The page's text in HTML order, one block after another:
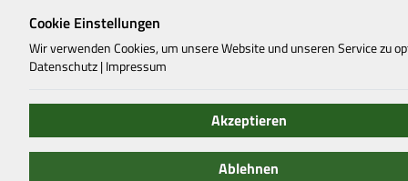
Cookie Einstellungen
Wir verwenden Cookies, um unsere Website und unseren Service zu
Datenschutz | Impressum
Akzeptieren
Ablehnen